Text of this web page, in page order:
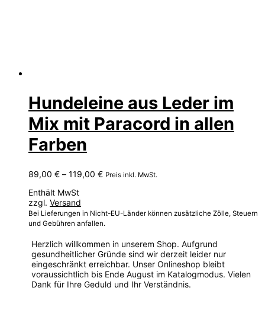
Hundeleine aus Leder im
Mix mit Paracord in allen
Farben
89,00 € – 119,00 €Preisspanne:
Preis inkl. MwSt.
Enthält MwSt
zzgl. Versand
Bei Lieferungen in Nicht-EU-Länder können zusätzliche Zölle, Steuern
und Gebühren anfallen.
Herzlich willkommen in unserem Shop. Aufgrund
gesundheitlicher Gründe sind wir derzeit leider nur
eingeschränkt erreichbar. Unser Onlineshop bleibt
voraussichtlich bis Ende August im Katalogmodus. Vielen
Dank für Ihre Geduld und Ihr Verständnis.